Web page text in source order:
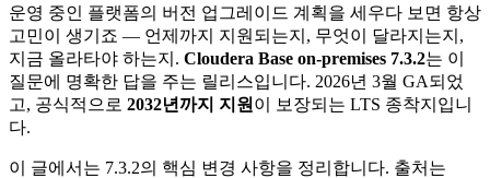
운영 중인 플랫폼의 버전 업그레이드 계획을 세우다 보면 항상
고민이 생기죠 — 언제까지 지원되는지, 무엇이 달라지는지,
지금 올라타야 하는지. Cloudera Base on-premises 7.3.2는 이
질문에 명확한 답을 주는 릴리스입니다. 2026년 3월 GA되었
고, 공식적으로 2032년까지 지원 이 보장되는 LTS 종착지입니
다.
이 글에서는 7.3.2의 핵심 변경 사항을 정리합니다. 출처는